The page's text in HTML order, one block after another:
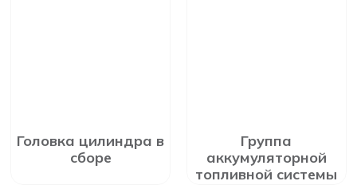
Головка цилиндра в
сборе
Группа
аккумуляторной
топливной системы